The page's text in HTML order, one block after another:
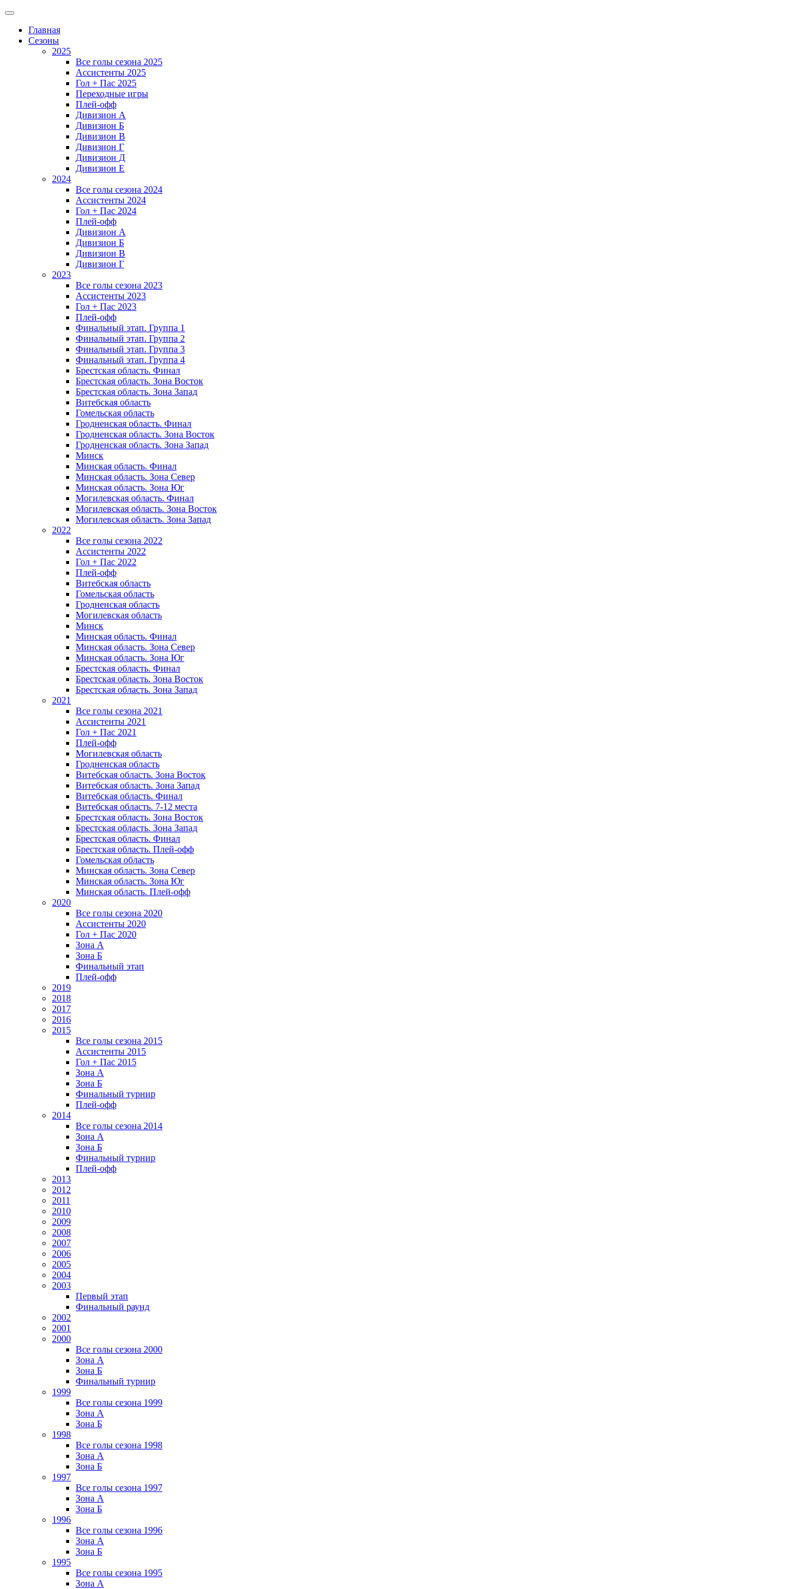
Главная
Сезоны
2025
Все голы сезона 2025
Ассистенты 2025
Гол + Пас 2025
Переходные игры
Плей-офф
Дивизион A
Дивизион Б
Дивизион В
Дивизион Г
Дивизион Д
Дивизион Е
2024
Все голы сезона 2024
Ассистенты 2024
Гол + Пас 2024
Плей-офф
Дивизион A
Дивизион Б
Дивизион В
Дивизион Г
2023
Все голы сезона 2023
Ассистенты 2023
Гол + Пас 2023
Плей-офф
Финальный этап. Группа 1
Финальный этап. Группа 2
Финальный этап. Группа 3
Финальный этап. Группа 4
Брестская область. Финал
Брестская область. Зона Восток
Брестская область. Зона Запад
Витебская область
Гомельская область
Гродненская область. Финал
Гродненская область. Зона Восток
Гродненская область. Зона Запад
Минск
Минская область. Финал
Минская область. Зона Север
Минская область. Зона Юг
Могилевская область. Финал
Могилевская область. Зона Восток
Могилевская область. Зона Запад
2022
Все голы сезона 2022
Ассистенты 2022
Гол + Пас 2022
Плей-офф
Витебская область
Гомельская область
Гродненская область
Могилевская область
Минск
Mинская область. Финал
Минская область. Зона Север
Минская область. Зона Юг
Брестская область. Финал
Брестская область. Зона Восток
Брестская область. Зона Запад
2021
Все голы сезона 2021
Ассистенты 2021
Гол + Пас 2021
Плей-офф
Могилевская область
Гродненская область
Витебская область. Зона Восток
Витебская область. Зона Запад
Витебская область. Финал
Витебская область. 7-12 места
Брестская область. Зона Восток
Брестская область. Зона Запад
Брестская область. Финал
Брестская область. Плей-офф
Гомельская область
Минская область. Зона Север
Минская область. Зона Юг
Минская область. Плей-офф
2020
Все голы сезона 2020
Ассистенты 2020
Гол + Пас 2020
Зона А
Зона Б
Финальный этап
Плей-офф
2019
2018
2017
2016
2015
Все голы сезона 2015
Ассистенты 2015
Гол + Пас 2015
Зона А
Зона Б
Финальный турнир
Плей-офф
2014
Все голы сезона 2014
Зона А
Зона Б
Финальный турнир
Плей-офф
2013
2012
2011
2010
2009
2008
2007
2006
2005
2004
2003
Первый этап
Финальный раунд
2002
2001
2000
Все голы сезона 2000
Зона А
Зона Б
Финальный турнир
1999
Все голы сезона 1999
Зона А
Зона Б
1998
Все голы сезона 1998
Зона А
Зона Б
1997
Все голы сезона 1997
Зона А
Зона Б
1996
Все голы сезона 1996
Зона А
Зона Б
1995
Все голы сезона 1995
Зона А